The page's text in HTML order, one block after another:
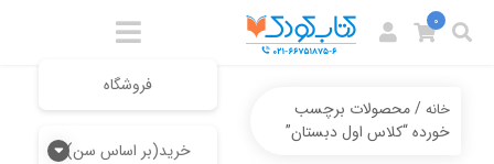
فروشگاه
خرید(بر اساس سن)
0
خانه/ محصولات برچسب
خورده “کلاس اول دبستان”